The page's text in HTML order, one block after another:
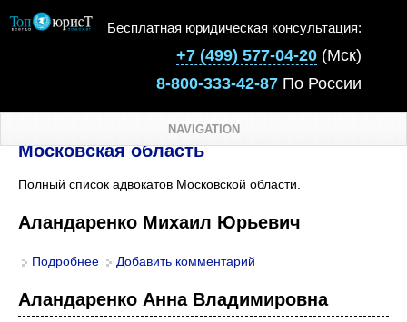
Бесплатная юридическая консультация:
+7 (499) 577-04-20 (Мск)
8-800-333-42-87 По России
NAVIGATION
Московская область
Полный список адвокатов Московской области.
Аландаренко Михаил Юрьевич
Подробнее о Аландаренко Михаил Юрьевич
Добавить комментарий
Аландаренко Анна Владимировна